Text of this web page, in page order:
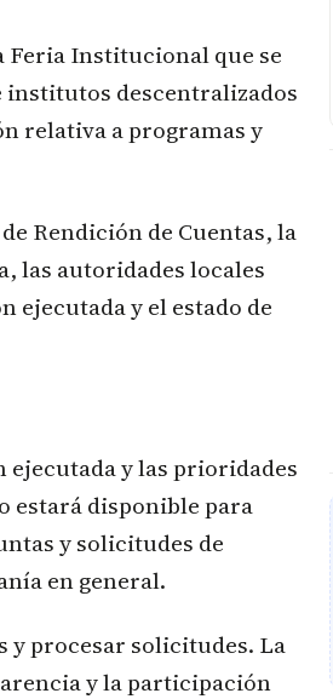
Feria Institucional que se
institutos descentralizados
relativa a programas y
Rendición de Cuentas, la
las autoridades locales
ejecutada y el estado de
y las prioridades
estará disponible para
y solicitudes de
en general.
procesar solicitudes. La
y la participación